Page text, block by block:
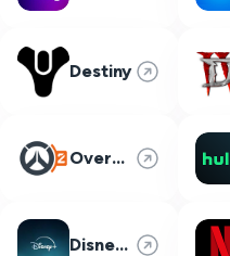
Destiny
Overwatch 2
Disney Plus